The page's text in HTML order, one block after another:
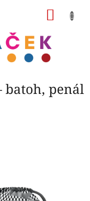
batoh, penál